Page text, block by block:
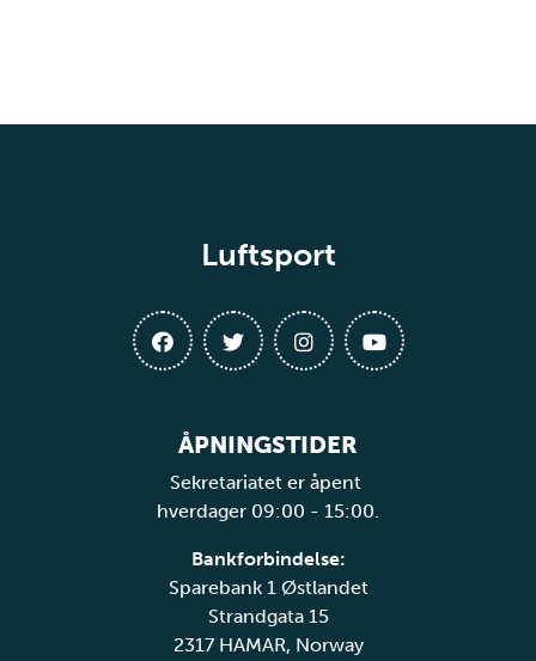
Luftsport
ÅPNINGSTIDER
Sekretariatet er åpent
hverdager 09:00 - 15:00.
Bankforbindelse:
Sparebank 1 Østlandet
Strandgata 15
2317 HAMAR, Norway